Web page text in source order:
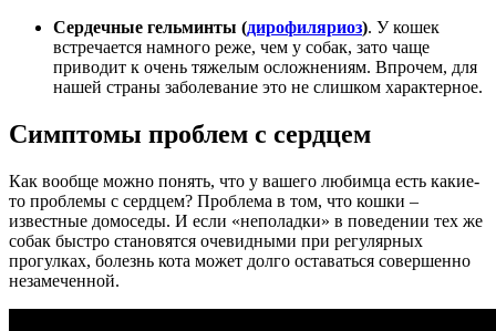
Сердечные гельминты (дирофиляриоз). У кошек
встречается намного реже, чем у собак, зато чаще
приводит к очень тяжелым осложнениям. Впрочем, для
нашей страны заболевание это не слишком характерное.
Симптомы проблем с сердцем
Как вообще можно понять, что у вашего любимца есть какие-
то проблемы с сердцем? Проблема в том, что кошки –
известные домоседы. И если «неполадки» в поведении тех же
собак быстро становятся очевидными при регулярных
прогулках, болезнь кота может долго оставаться совершенно
незамеченной.